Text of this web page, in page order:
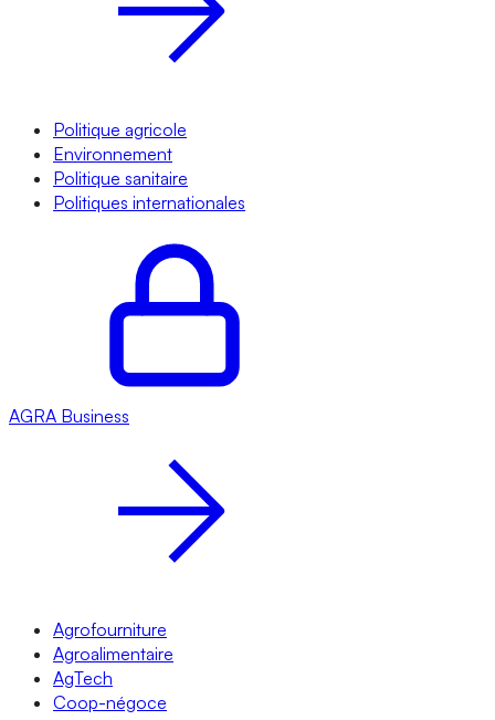
Politique agricole
Environnement
Politique sanitaire
Politiques internationales
AGRA Business
Agrofourniture
Agroalimentaire
AgTech
Coop-négoce